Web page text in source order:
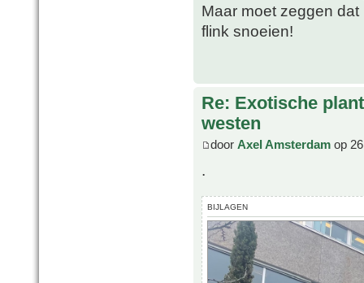
Maar moet zeggen
flink snoeien!
Re: Exotische
westen
door Axel Amsterdam op
.
BIJLAGEN